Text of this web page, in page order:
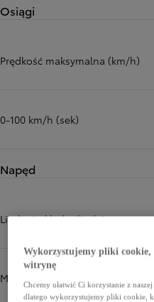
Osiągi
Prędkość maksymalna (km/h)
0-100 km/h (sek)
Napęd
Liczba i układ cylindrów
Mechanizm zaworów
Wykorzystujemy pliki cookie,
witrynę
Chcemy ułatwić Ci korzystanie z
dlatego wykorzystujemy pliki cookie,